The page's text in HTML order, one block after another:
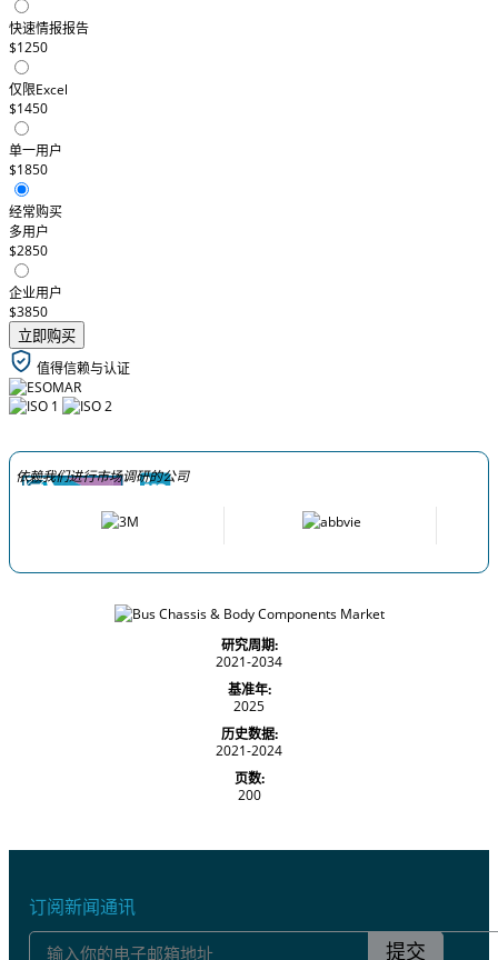
快速情报报告
$1250
仅限Excel
$1450
单一用户
$1850
经常购买
多用户
$2850
企业用户
$3850
立即购买
值得信赖与认证
依赖我们进行市场调研的公司
研究周期:
2021-2034
基准年:
2025
历史数据:
2021-2024
页数:
200
订阅新闻通讯
提交